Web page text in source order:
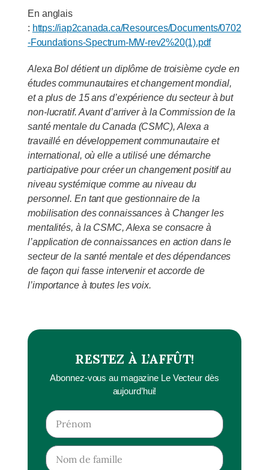
RESTEZ À L’AFFÛT!
Abonnez-vous au magazine Le Vecteur dès
aujourd’hui!
En anglais
: https://iap2canada.ca/Resources/Documents/0702
-Foundations-Spectrum-MW-rev2%20(1).pdf
Alexa Bol détient un diplôme de troisième cycle en
études communautaires et changement mondial,
et a plus de 15 ans d’expérience du secteur à but
non-lucratif. Avant d’arriver à la Commission de la
santé mentale du Canada (CSMC), Alexa a
travaillé en développement communautaire et
international, où elle a utilisé une démarche
participative pour créer un changement positif au
niveau systémique comme au niveau du
personnel. En tant que gestionnaire de la
mobilisation des connaissances à Changer les
mentalités, à la CSMC, Alexa se consacre à
l’application de connaissances en action dans le
secteur de la santé mentale et des dépendances
de façon qui fasse intervenir et accorde de
l’importance à toutes les voix.